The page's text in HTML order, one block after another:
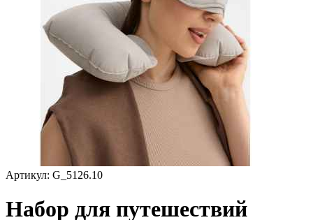
Артикул: G_5126.10
Набор для путешествий